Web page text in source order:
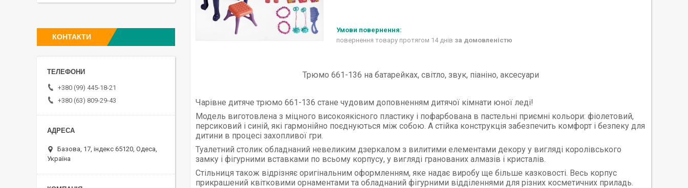
повернення товару протягом 14 днів за домовленістю
Трюмо 661-136 на батарейках, світло, звук, піаніно, аксесуари
Чарівне дитяче трюмо 661-136 стане чудовим доповненням дитячої кімнати юної леді!
Модель виготовлена з міцного високоякісного пластику і пофарбована в пастельні приємні кольори: фіолетовий,
персиковий і синій, які гармонійно поєднуються між собою. А стійка конструкція забезпечить комфорт і безпеку для
дитини в процесі захопливої гри.
Туалетний столик обладнаний невеликим дзеркалом з вилитими елементами декору у вигляді королівського
замку і фігурними вставками по всьому корпусу, у вигляді гранованих алмазів і кристалів.
Стільниця також відрізняє оригінальним оформленням, яке надає виробу ще більше казковості. Весь корпус
прикрашений квітковими орнаментами та обладнаний фігурними відділеннями для різних косметичних приладь.
КОНТАКТИ
+380 (99) 445-18-21
+380 (63) 809-29-43
Базова, 17, індекс 65120, Одеса,
Україна